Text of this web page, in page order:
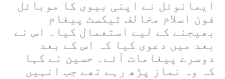
ایمانوئل نے اپنی بیوی کا موبائل
فون اسلام مخالف ٹیکسٹ پیغام
بھیجنے کے لیے استعمال کیا۔ اس نے
بعد میں دعوی کیا کہ اس کے بعد
دوسرے پیغامات آئے۔ حسین نے کہا
کہ وہ نماز پڑھ رہے تھے جب انہیں